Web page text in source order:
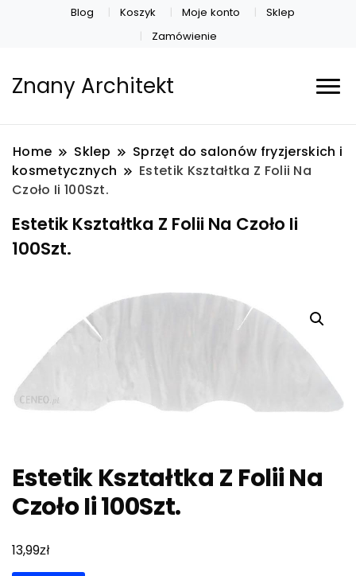
Blog Koszyk Moje konto
Sklep
Zamówienie
Znany Architekt
Home Sklep
Sprzęt do salonów fryzjerskich i
kosmetycznych
Estetik Kształtka Z Folii Na
Czoło Ii 100Szt.
Estetik Kształtka Z Folii Na Czoło Ii
100Szt.
Estetik Kształtka Z Folii Na
Czoło Ii 100Szt.
13,99zł